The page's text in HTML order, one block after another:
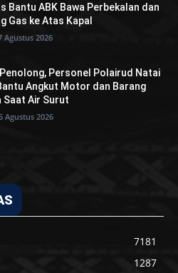
Bantu ABK Bawa Perbekalan dan
Gas ke Atas Kapal
Agustus 2026
Personel Polairud Natai
Angkut Motor dan Barang
Saat Air Surut
Agustus 2026
7181
1287